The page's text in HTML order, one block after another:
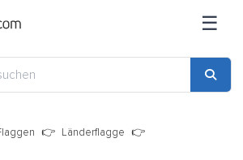
☰
Länderflagge